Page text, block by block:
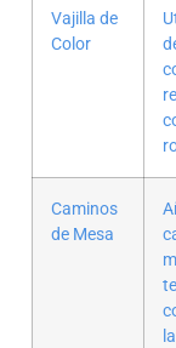
Vajilla de
Color
Caminos
de Mesa